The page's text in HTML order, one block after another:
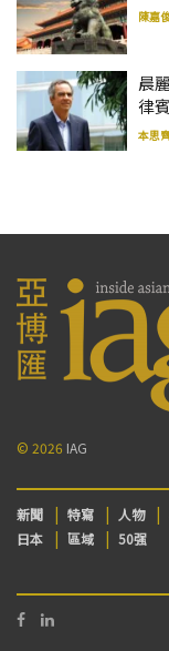
陳嘉
晨
律
本思
© 2026 IAG
新聞 特寫 人物
日本
區域 50强